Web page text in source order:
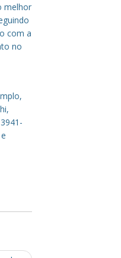
melhor
com a
no